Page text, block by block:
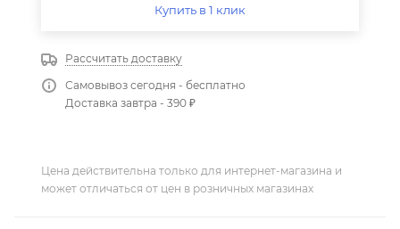
Купить в 1 клик
Рассчитать доставку
Самовывоз сегодня - бесплатно
Доставка завтра - 390 ₽
Цена действительна только для интернет-магазина и
может отличаться от цен в розничных магазинах